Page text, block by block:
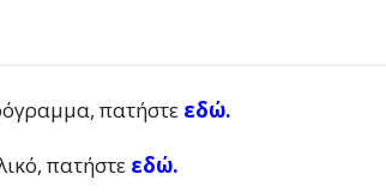
πατήστε εδώ.
πατήστε εδώ.